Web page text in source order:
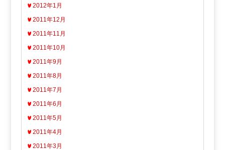
2012年1月
2011年12月
2011年11月
2011年10月
2011年9月
2011年8月
2011年7月
2011年6月
2011年5月
2011年4月
2011年3月